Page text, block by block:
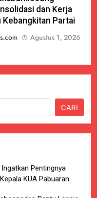
dan Kerja
Kebangkitan Partai
Agustus 1, 2026
CARI
Pentingnya
KUA Pabuaran